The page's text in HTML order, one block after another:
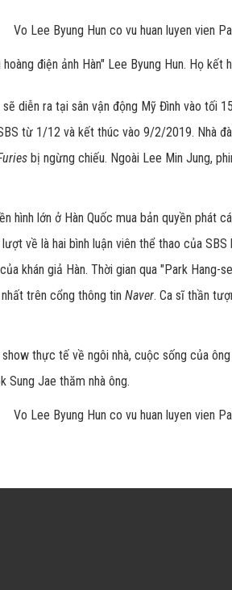
điện ảnh Hàn" Lee Byung Hun. Họ kết
diễn ra tại sân vận động Mỹ Đình vào tối
từ 1/12 và kết thúc vào 9/2/2019. Nhà
bị ngừng chiếu. Ngoài Lee Min Jung,
hình lớn ở Hàn Quốc mua bản quyền phát
về là hai bình luận viên thể thao của
khán giả Hàn. Thời gian qua "Park Hang-
trên cổng thông tin Naver. Ca sĩ thần
thực tế về ngôi nhà, cuộc sống của
Sung Jae thăm nhà ông.